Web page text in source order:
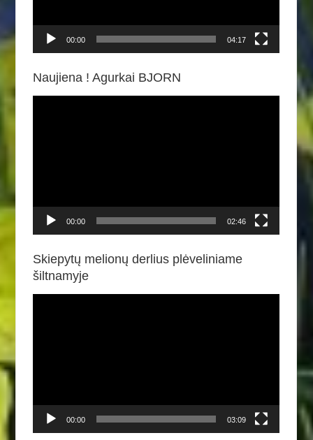
00:00 04:17
Naujiena ! Agurkai BJORN
00:00 02:46
Skiepytų melionų derlius plėveliniame
šiltnamyje
00:00 03:09